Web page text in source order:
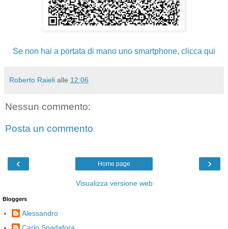
Se non hai a portata di mano uno smartphone, clicca qui
Roberto Raieli alle 12:06
Nessun commento:
Posta un commento
‹ ›
Home page
Visualizza versione web
Bloggers
Alessandro
Carlo Spadafora